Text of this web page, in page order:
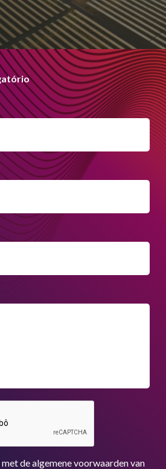
de algemene voorwaarden van